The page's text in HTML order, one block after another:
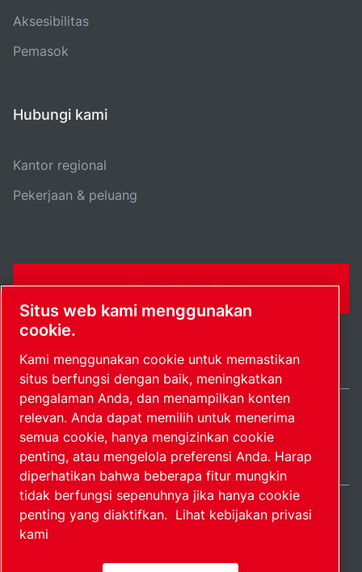
Aksesibilitas
Pemasok
Hubungi kami
Kantor regional
Pekerjaan & peluang
FORMULIR KONTAK
Peta situsKelola preferensi© 2026 Hak Cipta.
Indonesia / IN
Situs web kami menggunakan
cookie.
Kami menggunakan cookie untuk memastikan
situs berfungsi dengan baik, meningkatkan
pengalaman Anda, dan menampilkan konten
relevan. Anda dapat memilih untuk menerima
semua cookie, hanya mengizinkan cookie
penting, atau mengelola preferensi Anda. Harap
diperhatikan bahwa beberapa fitur mungkin
tidak berfungsi sepenuhnya jika hanya cookie
penting yang diaktifkan. Lihat kebijakan privasi
kami